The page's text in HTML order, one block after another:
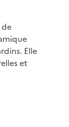
Elle
et